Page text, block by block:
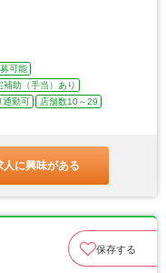
可能
補助（手当）あり
通勤可
店舗数10～29
人に興味がある
保存する